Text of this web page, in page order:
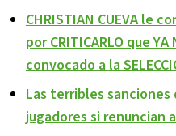
CHRISTIAN CUEVA le
por CRITICARLO que
convocado a la
Las terribles
jugadores si renuncian